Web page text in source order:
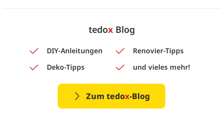
tedoxBlog
DIY-Anleitungen
Renovier-Tipps
Deko-Tipps
und vieles mehr!
Zum tedox-Blog